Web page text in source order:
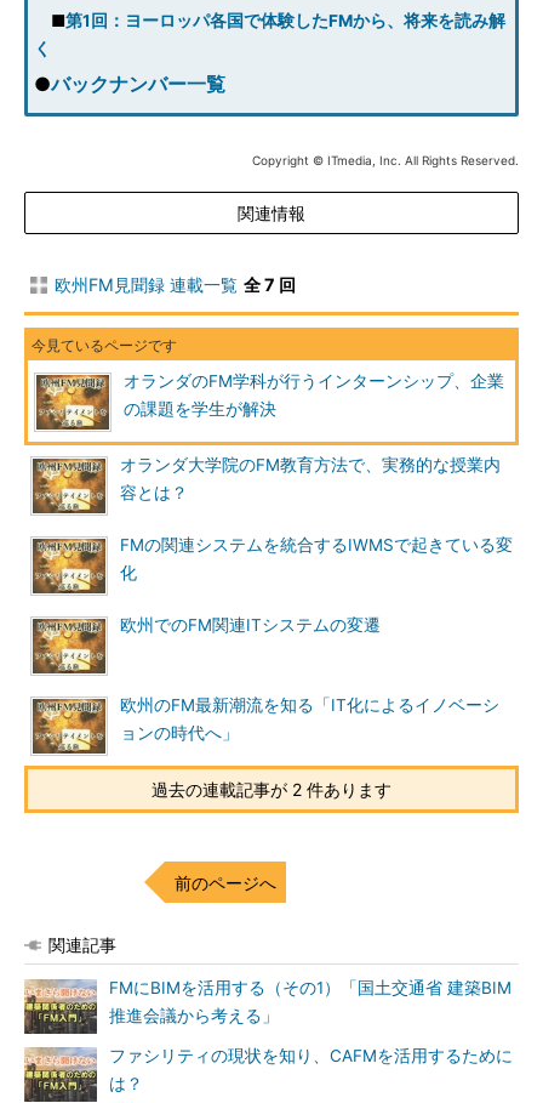
■第1回：ヨーロッパ各国で体験したFMから、将来を読み解
く
●バックナンバー一覧
Copyright © ITmedia, Inc. All Rights Reserved.
関連情報
欧州FM見聞録 連載一覧 全 7 回
オランダのFM学科が行うインターンシップ、企業
の課題を学生が解決
オランダ大学院のFM教育方法で、実務的な授業内
容とは？
FMの関連システムを統合するIWMSで起きている変
化
欧州でのFM関連ITシステムの変遷
欧州のFM最新潮流を知る「IT化によるイノベーシ
ョンの時代へ」
過去の連載記事が 2 件あります
前のページへ
関連記事
FMにBIMを活用する（その1）「国土交通省 建築BIM
推進会議から考える」
ファシリティの現状を知り、CAFMを活用するために
は？